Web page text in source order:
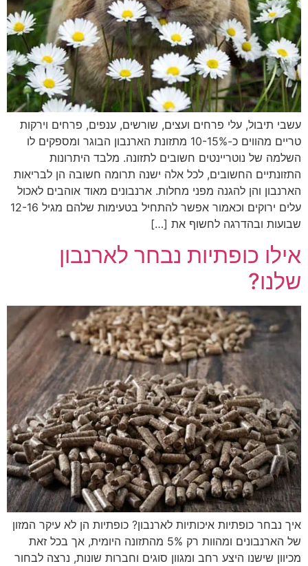
עשבי תיבול, עלי פרחים ועצים, שורשים, ענפים, פרחים וירקות
טריים מהווים כ-10-15% מתזונת הארנבון הבוגר ומספקים לו
השלמה של נוטריינטים חשובים לתזונה. מלבד היתרונות
התזונתיים החשובים, לכל אלה ישנה תרומה חשובה הן לבריאות
הארנבון והן להגנה מפני מחלות. ארנבונים מאוד אוהבים לאכול
עלים ירוקים וכאמור אפשר להתחיל בטעימות שלהם מגיל 12-16
שבועות ובהדרגה לחשוף את […]
אילו כופתיות נבחר לארנבון
שלנו?
איך נבחר כופתיות איכותיות לארנבון? כופתיות הן לא עיקר המזון
של הארנבונים ומהוות רק 5% מהתזונה היומית, אך בכל זאת
מכיוון שישנו היצע רחב ומגוון סוגים וחברות שונות, נרצה לבחור